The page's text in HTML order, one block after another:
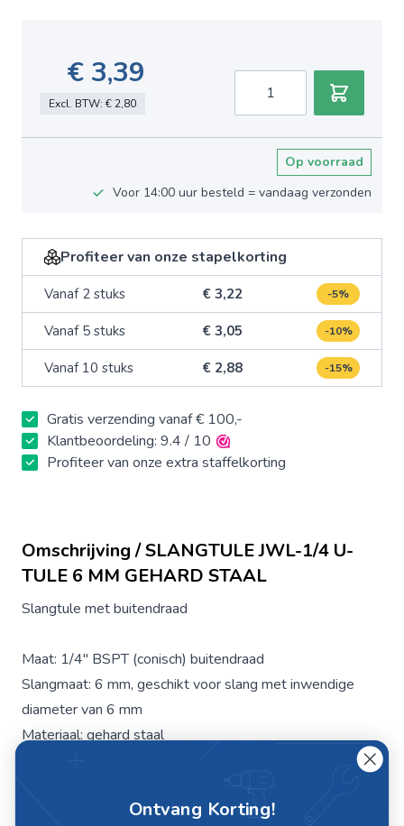
€ 3,39
Excl. BTW: € 2,80
Op voorraad
Voor 14:00 uur besteld = vandaag verzonden
Profiteer van onze stapelkorting
Vanaf 2 stuks € 3,22 -5%
Vanaf 5 stuks € 3,05 -10%
Vanaf 10 stuks € 2,88 -15%
Gratis verzending vanaf € 100,-
Klantbeoordeling: 9.4 / 10
Profiteer van onze extra staffelkorting
Omschrijving / SLANGTULE JWL-1/4 U-
TULE 6 MM GEHARD STAAL
Slangtule met buitendraad
Maat: 1/4" BSPT (conisch) buitendraad
Slangmaat: 6 mm, geschikt voor slang met inwendige
diameter van 6 mm
Materiaal: gehard staal
Ontvang Korting!